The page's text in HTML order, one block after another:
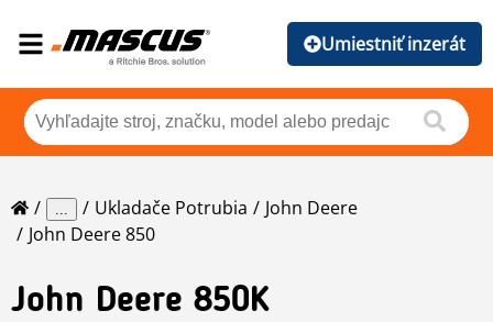
Umiestniť inzerát
... Ukladače Potrubia
John Deere
John Deere 850
John Deere 850K